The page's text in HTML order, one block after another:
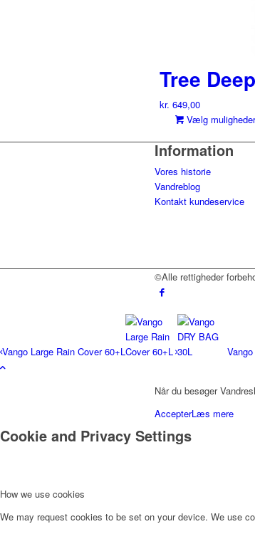
Tree
kr. 649,00
Vælg muligheder
Information
Vores historie
Vandreblog
Kontakt kundeservice
©Alle rettigheder
Vango Large Rain Cover 60+L
Når du besøger
AccepterLæs mere
Cookie and Privacy Settings
How we use cookies
We may request cookies to be set on your device. We use